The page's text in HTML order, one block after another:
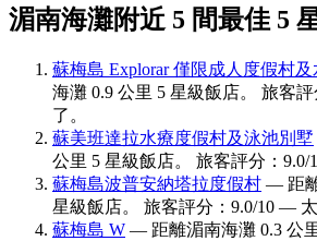
湄南海灘附近 5 間最佳 5
蘇梅島 Explorar 僅限成人度假村
海灘 0.9 公里 5 星級飯店。 旅客
了。
蘇美班達拉水療度假村及泳池別墅
公里 5 星級飯店。 旅客評分：9.0/
蘇梅島波普安納塔拉度假村 — 距
星級飯店。 旅客評分：9.0/10 — 太
蘇梅島 W — 距離湄南海灘 0.3 公